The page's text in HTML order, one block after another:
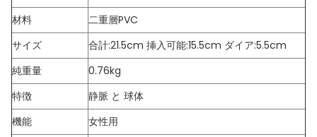
材料
二重層PVC
サイズ
合計:21.5cm 挿入可能:15.5cm ダイア:5.5cm
純重量
0.76kg
特徴
静脈 と 球体
機能
女性用